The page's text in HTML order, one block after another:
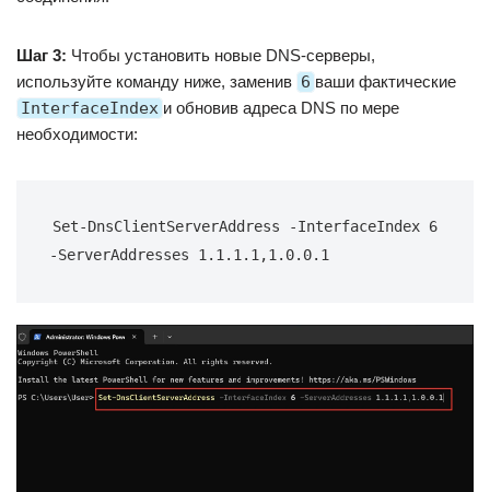
Шаг 3: Чтобы установить новые DNS-серверы,
используйте команду ниже, заменив 6 ваши фактические
InterfaceIndex и обновив адреса DNS по мере
необходимости:
Set-DnsClientServerAddress -InterfaceIndex 6
-ServerAddresses 1.1.1.1,1.0.0.1